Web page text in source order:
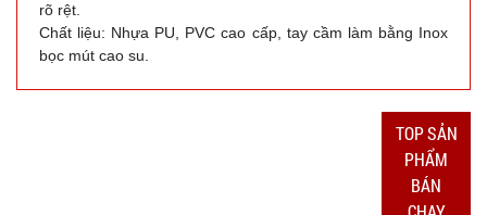
rõ rệt.
Chất liệu: Nhựa PU, PVC cao cấp, tay cầm làm bằng Inox
bọc mút cao su.
TOP SẢN
PHẨM
BÁN
TRẠNG:
CÒN HÀNG
hành:
Test
Đặt
hàng